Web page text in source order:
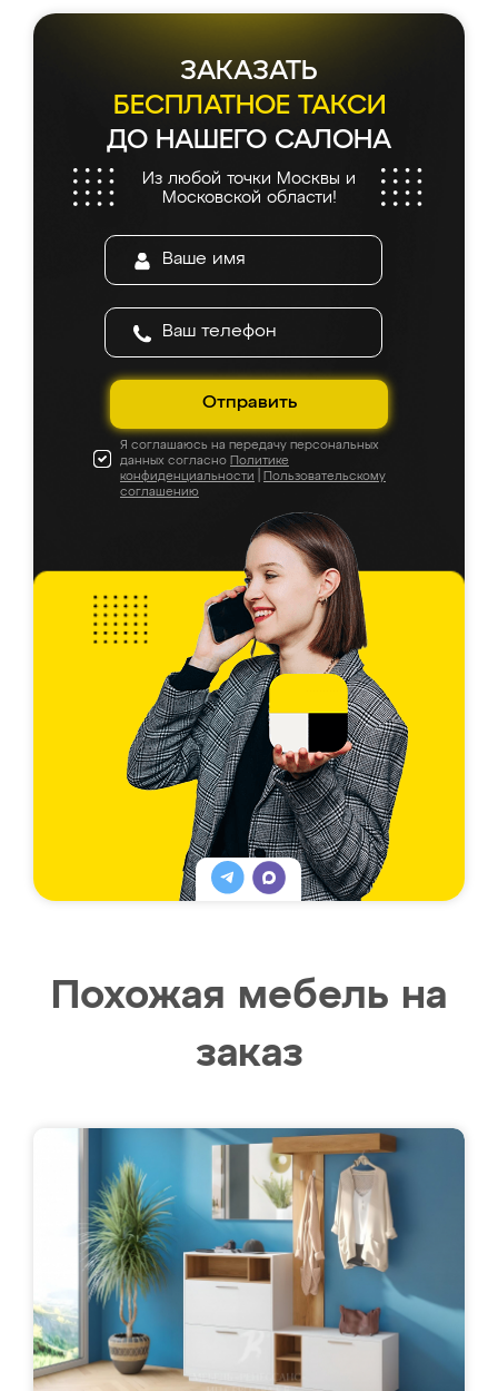
ЗАКАЗАТЬ
БЕСПЛАТНОЕ ТАКСИ
ДО НАШЕГО САЛОНА
Из любой точки Москвы и
Московской области!
Отправить
Я соглашаюсь на передачу персональных
данных согласно Политике
конфиденциальности
Пользовательскому
соглашению
Похожая мебель на
заказ